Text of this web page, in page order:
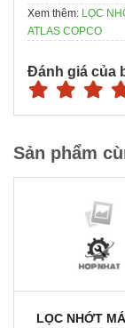
Xem thêm: LỌC
ATLAS COPCO
Đánh giá của
Sản phẩm
LỌC NHỚT